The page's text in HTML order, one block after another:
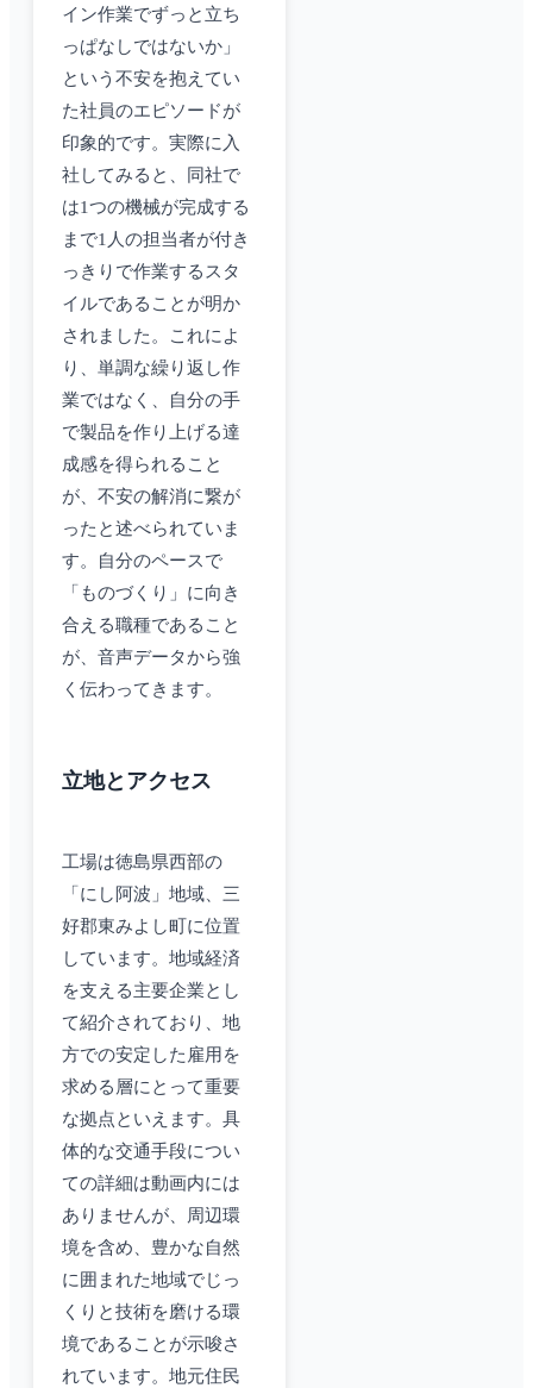
イン作業でずっと立ち
っぱなしではないか」
という不安を抱えてい
た社員のエピソードが
印象的です。実際に入
社してみると、同社で
は1つの機械が完成する
まで1人の担当者が付き
っきりで作業するスタ
イルであることが明か
されました。これによ
り、単調な繰り返し作
業ではなく、自分の手
で製品を作り上げる達
成感を得られること
が、不安の解消に繋が
ったと述べられていま
す。自分のペースで
「ものづくり」に向き
合える職種であること
が、音声データから強
く伝わってきます。
立地とアクセス
工場は徳島県西部の
「にし阿波」地域、三
好郡東みよし町に位置
しています。地域経済
を支える主要企業とし
て紹介されており、地
方での安定した雇用を
求める層にとって重要
な拠点といえます。具
体的な交通手段につい
ての詳細は動画内には
ありませんが、周辺環
境を含め、豊かな自然
に囲まれた地域でじっ
くりと技術を磨ける環
境であることが示唆さ
れています。地元住民